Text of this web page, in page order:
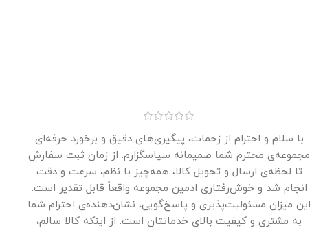
با سلام و احترام از زحمات، پیگیری‌های دقیق و برخورد حرفه‌ای
مجموعه‌ی محترم شما صمیمانه سپاسگزارم. از زمان ثبت سفارش
تا لحظه‌ی ارسال و تحویل کالا، همه‌چیز با نظم، سرعت و دقت
انجام شد و خوش‌رفتاری ادمین مجموعه واقعاً قابل تقدیر است.
این میزان مسئولیت‌پذیری و پاسخ‌گویی، نشان‌دهنده‌ی احترام شما
به مشتری و کیفیت بالای خدماتتان است. از اینکه کالا سالم،